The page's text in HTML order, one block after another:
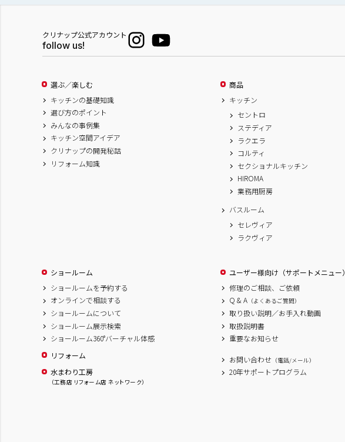
クリナップ公式アカウント
follow us!
選ぶ／楽しむ
キッチンの基礎知識
選び方のポイント
みんなの事例集
キッチン空間アイデア
クリナップの開発秘話
リフォーム知識
商品
キッチン
セントロ
ステディア
ラクエラ
コルティ
セクショナルキッチン
HIROMA
業務用厨房
バスルーム
セレヴィア
ラクヴィア
ショールーム
ショールームを予約する
オンラインで相談する
ショールームについて
ショールーム展示検索
ショールーム360°バーチャル体感
リフォーム
水まわり工房
（工務店 リフォーム店 ネットワーク）
ユーザー様向け（サポートメニュー）
修理のご相談、ご依頼
Q & A （よくあるご質問）
取り扱い説明／お手入れ動画
取扱説明書
重要なお知らせ
お問い合わせ （電話/メール）
20年サポートプログラム